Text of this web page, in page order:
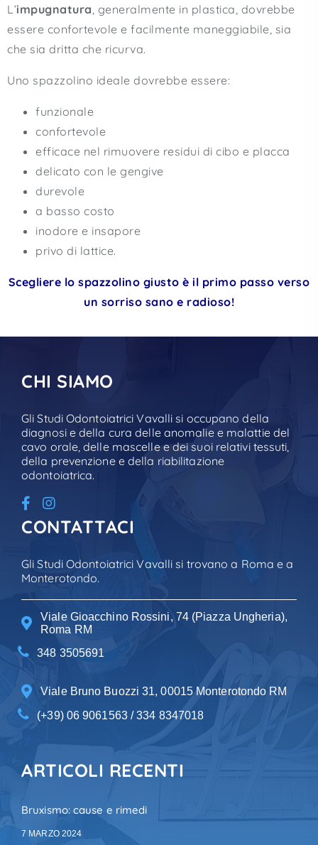
L’impugnatura, generalmente in plastica, dovrebbe
essere confortevole e facilmente maneggiabile, sia
che sia dritta che ricurva.
Uno spazzolino ideale dovrebbe essere:
funzionale
confortevole
efficace nel rimuovere residui di cibo e placca
delicato con le gengive
durevole
a basso costo
inodore e insapore
privo di lattice.
Scegliere lo spazzolino giusto è il primo passo verso
un sorriso sano e radioso!
CHI SIAMO
Gli Studi Odontoiatrici Vavalli si occupano della
diagnosi e della cura delle anomalie e malattie del
cavo orale, delle mascelle e dei suoi relativi tessuti,
della prevenzione e della riabilitazione
odontoiatrica.
CONTATTACI
Gli Studi Odontoiatrici Vavalli si trovano a Roma e a
Monterotondo.
Viale Gioacchino Rossini, 74 (Piazza Ungheria),
Roma RM
348 3505691
Viale Bruno Buozzi 31, 00015 Monterotondo RM
(+39) 06 9061563 / 334 8347018
ARTICOLI RECENTI
Bruxismo: cause e rimedi
7 MARZO 2024